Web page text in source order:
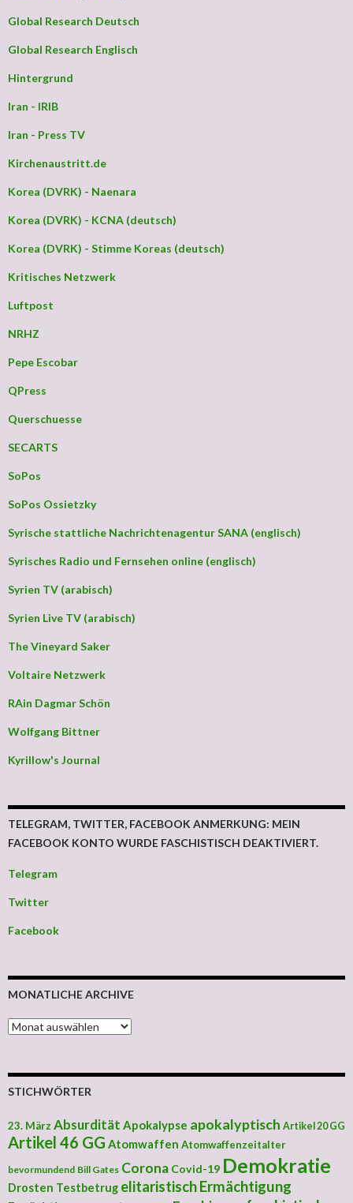
Global Research Deutsch
Global Research Englisch
Hintergrund
Iran - IRIB
Iran - Press TV
Kirchenaustritt.de
Korea (DVRK) - Naenara
Korea (DVRK) - KCNA (deutsch)
Korea (DVRK) - Stimme Koreas (deutsch)
Kritisches Netzwerk
Luftpost
NRHZ
Pepe Escobar
QPress
Querschuesse
SECARTS
SoPos
SoPos Ossietzky
Syrische stattliche Nachrichtenagentur SANA (englisch)
Syrisches Radio und Fernsehen online (englisch)
Syrien TV (arabisch)
Syrien Live TV (arabisch)
The Vineyard Saker
Voltaire Netzwerk
RAin Dagmar Schön
Wolfgang Bittner
Kyrillow's Journal
TELEGRAM, TWITTER, FACEBOOK ANMERKUNG: MEIN
FACEBOOK KONTO WURDE FASCHISTISCH DEAKTIVIERT.
Telegram
Twitter
Facebook
MONATLICHE ARCHIVE
MONATLICHE ARCHIVE
STICHWÖRTER
23. März Absurdität Apokalypse apokalyptisch Artikel 20 GG
Artikel 46 GG Atomwaffen Atomwaffenzeitalter
bevormundend Bill Gates Corona Covid-19 Demokratie
Drosten Testbetrug elitaristischErmächtigung